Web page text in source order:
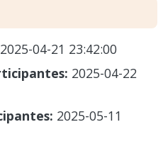
2025-04-21 23:42:00
2025-04-22
2025-05-11